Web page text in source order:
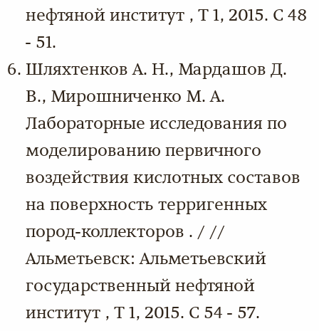
нефтяной институт , Т 1, 2015. С 48
- 51.
Шляхтенков А. Н., Мардашов Д.
В., Мирошниченко М. А.
Лабораторные исследования по
моделированию первичного
воздействия кислотных составов
на поверхность терригенных
пород-коллекторов . / //
Альметьевск: Альметьевский
государственный нефтяной
институт , Т 1, 2015. С 54 - 57.